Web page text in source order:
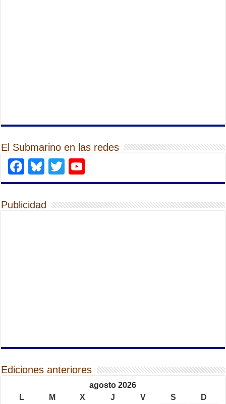
El Submarino en las redes
Facebook
Bluesky
Twitter
Publicidad
Ediciones anteriores
agosto 2026
L
M X J V S
D